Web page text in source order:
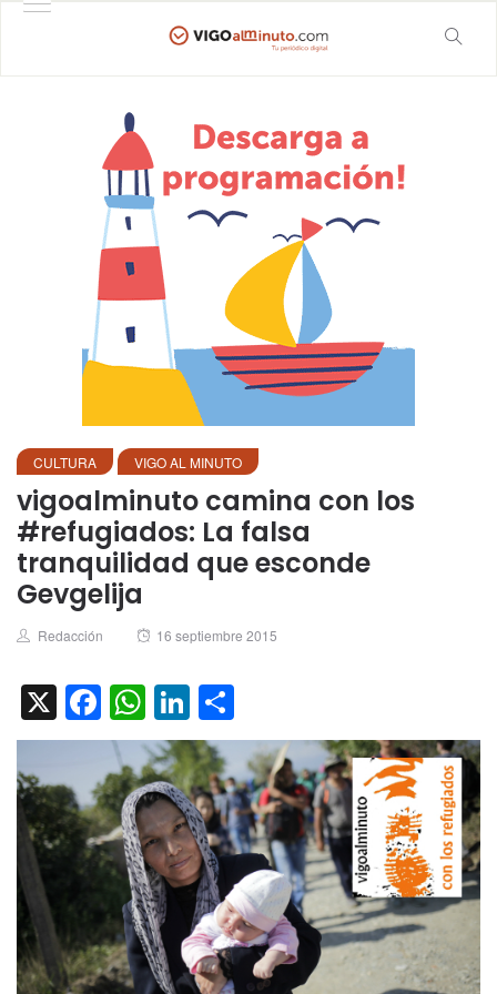
CULTURA VIGO AL MINUTO
vigoalminuto camina con los
#refugiados: La falsa
tranquilidad que esconde
Gevgelija
Author
Redacción
Posted
16 septiembre 2015
X Facebook
WhatsApp
LinkedIn